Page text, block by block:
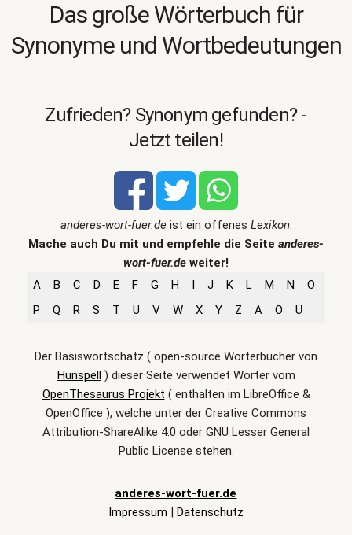
Das große Wörterbuch für
Synonyme und Wortbedeutungen
Zufrieden? Synonym gefunden? -
Jetzt teilen!
anderes-wort-fuer.deist ein offenes Lexikon.
Mache auch Du mit und empfehle die Seite anderes-
wort-fuer.de weiter!
A
B C D E F G H I J K L M N
O
P
Q R S T U V W X Y Z Ä Ö Ü
Der Basiswortschatz ( open-source Wörterbücher von
Hunspell) dieser Seite verwendet Wörter vom
OpenThesaurus Projekt ( enthalten im LibreOffice &
OpenOffice ), welche unter der Creative Commons
Attribution-ShareAlike 4.0 oder GNU Lesser General
Public License stehen.
anderes-wort-fuer.de
Impressum | Datenschutz